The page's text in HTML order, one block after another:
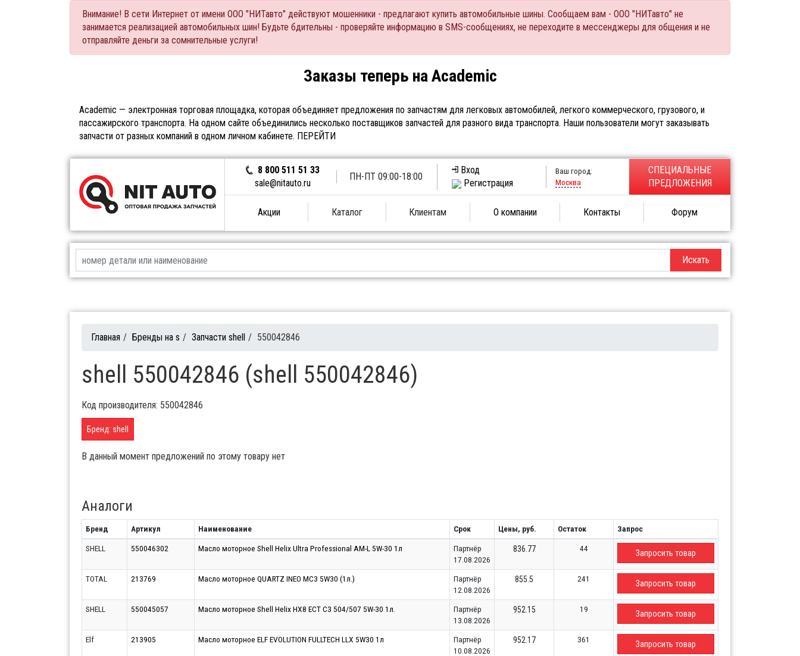
Внимание! В сети Интернет от имени ООО "НИТавто" действуют мошенники - предлагают купить автомобильные шины. Сообщаем вам - ООО "НИТавто" не
занимается реализацией автомобильных шин! Будьте бдительны - проверяйте информацию в SMS-сообщениях, не переходите в мессенджеры для общения и не
отправляйте деньги за сомнительные услуги!
Заказы теперь на Academic
Academic — электронная торговая площадка, которая объединяет предложения по запчастям для легковых автомобилей, легкого коммерческого, грузового, и
пассажирского транспорта. На одном сайте объединились несколько поставщиков запчастей для разного вида транспорта. Наши пользователи могут заказывать
запчасти от разных компаний в одном личном кабинете. ПЕРЕЙТИ
8 800 511 51 33
sale@nitauto.ru
ПН-ПТ 09:00-18:00
Вход
Регистрация
Ваш город:
Москва
СПЕЦИАЛЬНЫЕ
ПРЕДЛОЖЕНИЯ
Акции Каталог Клиентам О компании Контакты Форум
Искать
Главная / Бренды на s / Запчасти shell / 550042846
shell 550042846 (shell 550042846)
Код производителя: 550042846
Бренд: shell
В данный момент предложений по этому товару нет
Аналоги
Бренд Артикул Наименование Срок Цены, руб. Остаток Запрос
SHELL 550046302 Масло моторное Shell Helix Ultra Professional AM-L 5W-30 1л
Партнёр
17.08.2026
836.77 44 Запросить товар
TOTAL 213769 Масло моторное QUARTZ INEO MC3 5W30 (1л.)
Партнёр
12.08.2026
855.5 241 Запросить товар
SHELL 550045057 Масло моторное Shell Helix HX8 ECT C3 504/507 5W-30 1л.
Партнёр
13.08.2026
952.15 19 Запросить товар
Elf 213905 Масло моторное ELF EVOLUTION FULLTECH LLX 5W30 1л
Партнёр
10.08.2026
952.17 361 Запросить товар